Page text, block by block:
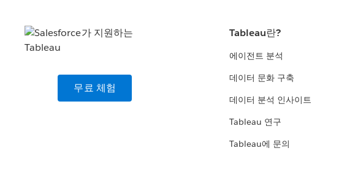
무료 체험
Tableau란?
에이전트 분석
데이터 문화 구축
데이터 분석 인사이트
Tableau 연구
Tableau에 문의